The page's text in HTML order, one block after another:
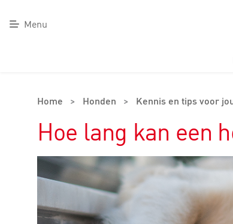
Menu
Home > Honden > Kennis en tips voor
Hoe lang kan een